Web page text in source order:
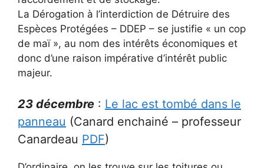
La Dérogation à l’interdiction de Détruire des
Espèces Protégées – DDEP – se justifie « un cop
de maï », au nom des intérêts économiques et
donc d’une raison impérative d’intérêt public
majeur.
23 décembre : Le lac est tombé dans le
panneau (Canard enchainé – professeur
Canardeau PDF)